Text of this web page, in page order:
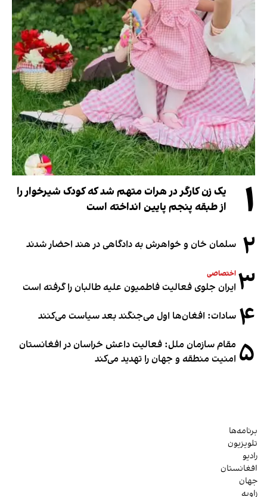
۱
یک زن کارگر در هرات متهم شد که کودک شیرخوار را
از طبقه پنجم پایین انداخته است
۲ سلمان خان و خواهرش به دادگاهی در هند احضار شدند
۳ اختصاصی
ایران جلوی فعالیت فاطمیون علیه طالبان را گرفته است
۴ سادات: افغان‌ها اول می‌جنگند بعد سیاست می‌کنند
۵ مقام سازمان ملل: فعالیت داعش خراسان در افغانستان
امنیت منطقه و جهان را تهدید می‌کند
برنامه‌ها
تلویزیون
رادیو
افغانستان
جهان
زاویه